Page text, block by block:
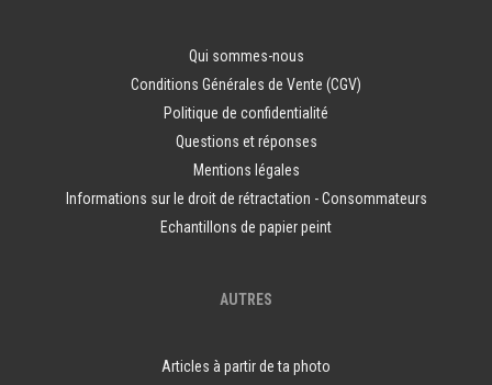
Qui sommes-nous
Conditions Générales de Vente (CGV)
Politique de confidentialité
Questions et réponses
Mentions légales
Informations sur le droit de rétractation - Consommateurs
Echantillons de papier peint
AUTRES
Articles à partir de ta photo